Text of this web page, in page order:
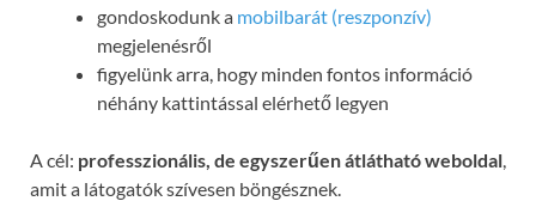
gondoskodunk a mobilbarát (reszponzív)
megjelenésről
figyelünk arra, hogy minden fontos információ
néhány kattintással elérhető legyen
A cél: professzionális, de egyszerűen átlátható weboldal,
amit a látogatók szívesen böngésznek.